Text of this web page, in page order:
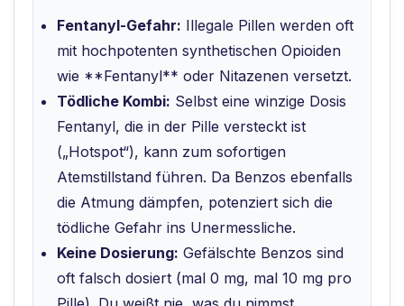
Fentanyl-Gefahr: Illegale Pillen werden oft
mit hochpotenten synthetischen Opioiden
wie **Fentanyl** oder Nitazenen versetzt.
Tödliche Kombi: Selbst eine winzige Dosis
Fentanyl, die in der Pille versteckt ist
(„Hotspot“), kann zum sofortigen
Atemstillstand führen. Da Benzos ebenfalls
die Atmung dämpfen, potenziert sich die
tödliche Gefahr ins Unermessliche.
Keine Dosierung: Gefälschte Benzos sind
oft falsch dosiert (mal 0 mg, mal 10 mg pro